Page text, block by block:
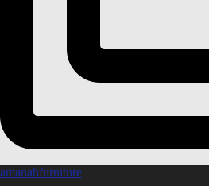
amanahfurniture